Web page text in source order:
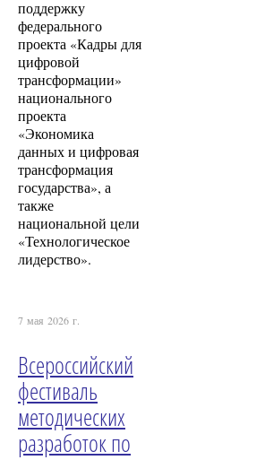
поддержку
федерального
проекта «Кадры для
цифровой
трансформации»
национального
проекта
«Экономика
данных и цифровая
трансформация
государства», а
также
национальной цели
«Технологическое
лидерство».
7 мая 2026 г.
Всероссийский
фестиваль
методических
разработок по